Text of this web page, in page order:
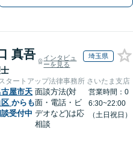
真吾
インタビュ
ーを見る
埼玉県
タートアップ法律事務所 さいたま支店
屋市天
区 からも
受付中
面談方法(対
面・電話・ビ
デオなど)は応
相談
営業時間：0
6:30~22:00
（土日祝日）